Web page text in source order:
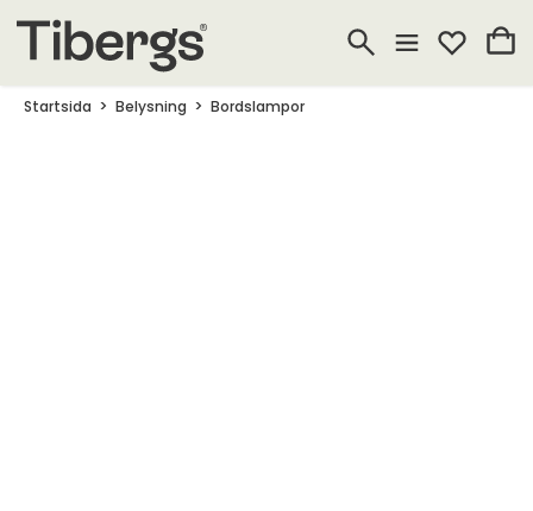
Startsida Belysning Bordslampor